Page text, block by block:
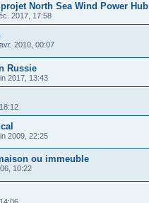
North Sea Wind Power Hub
2017, 17:58
2010, 00:07
Russie
2017, 13:43
2009, 22:25
ou immeuble
10:22